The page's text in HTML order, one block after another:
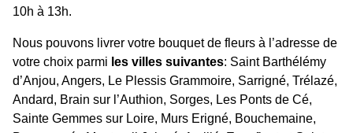
10h à 13h.
Nous pouvons livrer votre bouquet de fleurs à l’adresse de
votre choix parmi les villes suivantes: Saint Barthélémy
d’Anjou, Angers, Le Plessis Grammoire, Sarrigné, Trélazé,
Andard, Brain sur l’Authion, Sorges, Les Ponts de Cé,
Sainte Gemmes sur Loire, Murs Erigné, Bouchemaine,